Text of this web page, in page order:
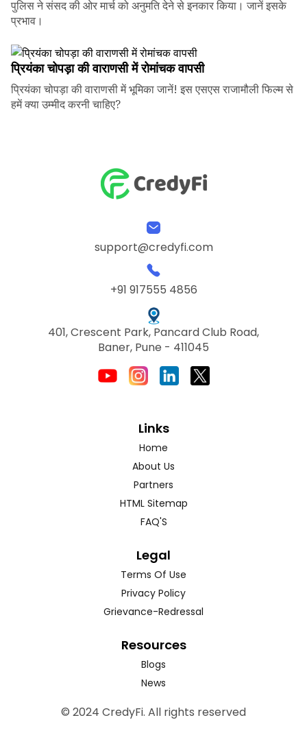
पुलिस ने संसद की ओर मार्च को अनुमति देने से इनकार किया। जानें इसके
प्रभाव।
प्रियंका चोपड़ा की वाराणसी में रोमांचक वापसी
प्रियंका चोपड़ा की वाराणसी में भूमिका जानें! इस एसएस राजामौली फिल्म से
हमें क्या उम्मीद करनी चाहिए?
support@credyfi.com
+91 917555 4856
401, Crescent Park, Pancard Club Road,
Baner, Pune - 411045
Links
Home
About Us
Partners
HTML Sitemap
FAQ'S
Legal
Terms Of Use
Privacy Policy
Grievance-Redressal
Resources
Blogs
News
© 2024 CredyFi. All rights reserved